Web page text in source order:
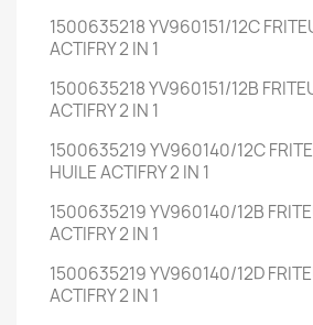
1500635218 YV960151/12C
ACTIFRY 2 IN 1
1500635218 YV960151/12B
ACTIFRY 2 IN 1
1500635219 YV960140/12C
HUILE ACTIFRY 2 IN 1
1500635219 YV960140/12B
ACTIFRY 2 IN 1
1500635219 YV960140/12D
ACTIFRY 2 IN 1